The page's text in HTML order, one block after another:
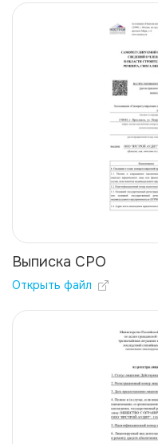
Выписка СРО
Открыть файл